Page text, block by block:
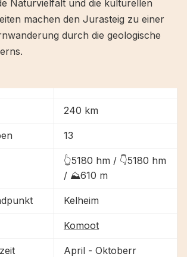
Naturvielfalt und die kulturellen
machen den Jurasteig zu einer
durch die geologische
240 km
13
👆5180 hm / 👇5180 hm
/ ⛰610 m
Kelheim
Komoot
April - Oktoberr